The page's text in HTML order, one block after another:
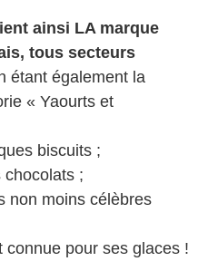
ainsi LA marque
tous secteurs
étant également la
« Yaourts et
biscuits ;
chocolats ;
non moins célèbres
connue pour ses glaces !